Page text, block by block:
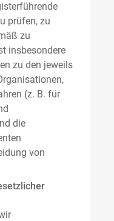
prüfen, zu
zu
insbesondere
zu den jeweils
(z. B. für
die
von